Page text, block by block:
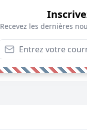
Recevez les dernières